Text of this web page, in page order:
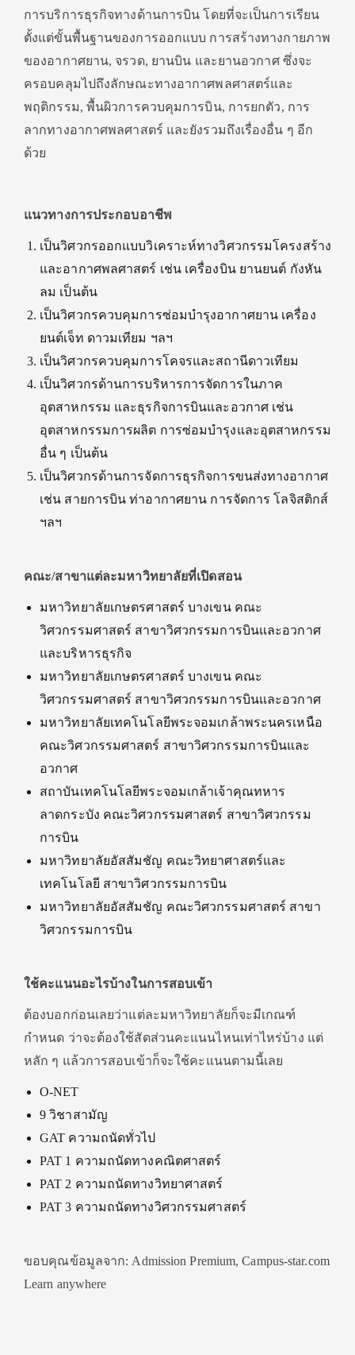
การบริการธุรกิจทางด้านการบิน โดยที่จะเป็นการเรียน
ตั้งแต่ขั้นพื้นฐานของการออกแบบ การสร้างทางกายภาพ
ของอากาศยาน, จรวด, ยานบิน และยานอวกาศ ซึ่งจะ
ครอบคลุมไปถึงลักษณะทางอากาศพลศาสตร์และ
พฤติกรรม, พื้นผิวการควบคุมการบิน, การยกตัว, การ
ลากทางอากาศพลศาสตร์ และยังรวมถึงเรื่องอื่น ๆ อีก
ด้วย
แนวทางการประกอบอาชีพ
เป็นวิศวกรออกแบบวิเคราะห์ทางวิศวกรรมโครงสร้าง
และอากาศพลศาสตร์ เช่น เครื่องบิน ยานยนต์ กังหัน
ลม เป็นต้น
เป็นวิศวกรควบคุมการซ่อมบำรุงอากาศยาน เครื่อง
ยนต์เจ็ท ดาวมเทียม ฯลฯ
เป็นวิศวกรควบคุมการโคจรและสถานีดาวเทียม
เป็นวิศวกรด้านการบริหารการจัดการในภาค
อุตสาหกรรม และธุรกิจการบินและอวกาศ เช่น
อุตสาหกรรมการผลิต การซ่อมบำรุงและอุตสาหกรรม
อื่น ๆ เป็นต้น
เป็นวิศวกรด้านการจัดการธุรกิจการขนส่งทางอากาศ
เช่น สายการบิน ท่าอากาศยาน การจัดการ โลจิสติกส์
ฯลฯ
คณะ/สาขาแต่ละมหาวิทยาลัยที่เปิดสอน
มหาวิทยาลัยเกษตรศาสตร์ บางเขน คณะ
วิศวกรรมศาสตร์ สาขาวิศวกรรมการบินและอวกาศ
และบริหารธุรกิจ
มหาวิทยาลัยเกษตรศาสตร์ บางเขน คณะ
วิศวกรรมศาสตร์ สาขาวิศวกรรมการบินและอวกาศ
มหาวิทยาลัยเทคโนโลยีพระจอมเกล้าพระนครเหนือ
คณะวิศวกรรมศาสตร์ สาขาวิศวกรรมการบินและ
อวกาศ
สถาบันเทคโนโลยีพระจอมเกล้าเจ้าคุณทหาร
ลาดกระบัง คณะวิศวกรรมศาสตร์ สาขาวิศวกรรม
การบิน
มหาวิทยาลัยอัสสัมชัญ คณะวิทยาศาสตร์และ
เทคโนโลยี สาขาวิศวกรรมการบิน
มหาวิทยาลัยอัสสัมชัญ คณะวิศวกรรมศาสตร์ สาขา
วิศวกรรมการบิน
ใช้คะแนนอะไรบ้างในการสอบเข้า
ต้องบอกก่อนเลยว่าแต่ละมหาวิทยาลัยก็จะมีเกณฑ์
กำหนด ว่าจะต้องใช้สัดส่วนคะแนนไหนเท่าไหร่บ้าง แต่
หลัก ๆ แล้วการสอบเข้าก็จะใช้คะแนนตามนี้เลย
O-NET
9 วิชาสามัญ
GAT ความถนัดทั่วไป
PAT 1 ความถนัดทางคณิตศาสตร์
PAT 2 ความถนัดทางวิทยาศาสตร์
PAT 3 ความถนัดทางวิศวกรรมศาสตร์
ขอบคุณข้อมูลจาก: Admission Premium, Campus-star.com
Learn anywhere